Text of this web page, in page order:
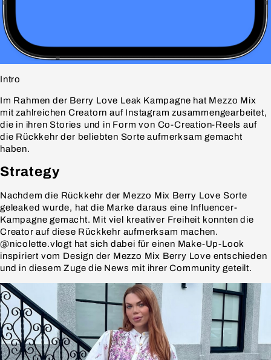
Intro
Im Rahmen der Berry Love Leak Kampagne hat Mezzo Mix
mit zahlreichen Creatorn auf Instagram zusammengearbeitet,
die in ihren Stories und in Form von Co-Creation-Reels auf
die Rückkehr der beliebten Sorte aufmerksam gemacht
haben.
Strategy
Nachdem die Rückkehr der Mezzo Mix Berry Love Sorte
geleaked wurde, hat die Marke daraus eine Influencer-
Kampagne gemacht. Mit viel kreativer Freiheit konnten die
Creator auf diese Rückkehr aufmerksam machen.
@nicolette.vlogt hat sich dabei für einen Make-Up-Look
inspiriert vom Design der Mezzo Mix Berry Love entschieden
und in diesem Zuge die News mit ihrer Community geteilt.